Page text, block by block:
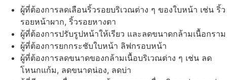
ผู้ที่ต้องการลดเลือนริ้วรอยบริเวณต่าง ๆ ของใบหน้า เช่น ริ้ว
รอยหน้าผาก, ริ้วรอยหางตา
ผู้ที่ต้องการปรับรูปหน้าให้เรียว และลดขนาดกล้ามเนื้อกราม
ผู้ที่ต้องการยกกระชับใบหน้า ลิฟกรอบหน้า
ผู้ที่ต้องการลดขนาดของกล้ามเนื้อบริเวณต่าง ๆ เช่น ลด
โหนกแก้ม, ลดขนาดน่อง, ลดบ่า